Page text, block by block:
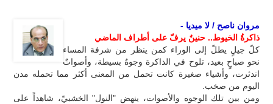
مروان ناصح / لا ميديا -
ذاكرةُ الخيوط.. حنينٌ يرفّ على أطراف الماضي
كلّ جيلٍ يطلّ إلى الوراء كمن ينظر من شرفة المساء
نحو صباحٍ بعيد، تلوح في الذاكرة وجوهٌ بسيطة، وأصواتٌ
اندثرت، وأشياء صغيرة كانت تحمل من المعنى أكثر مما تحمله مدن
اليوم من صخب.
ومن بين تلك الوجوه والأصوات، ينهض "النول" الخشبيّ، شاهداً على